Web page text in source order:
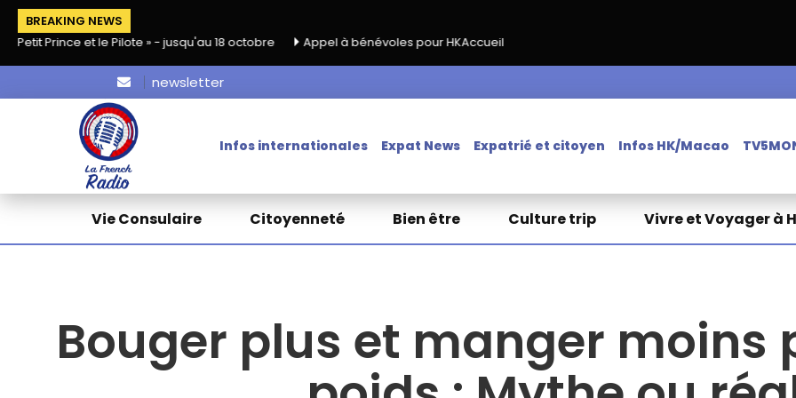
BREAKING NEWS
et le Pilote » - jusqu'au 18 octobre
Appel à bénévoles pour HKAccueil
newsletter
Infos internationales Expat News Expatrié et citoyen Infos HK/Macao
Vie Consulaire Citoyenneté Bien être Culture trip Vivre et Voyager à
Bouger plus et manger moins